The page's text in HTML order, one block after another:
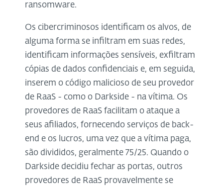
ransomware.
Os cibercriminosos identificam os alvos, de
alguma forma se infiltram em suas redes,
identificam informações sensíveis, exfiltram
cópias de dados confidenciais e, em seguida,
inserem o código malicioso de seu provedor
de RaaS - como o Darkside - na vítima. Os
provedores de RaaS facilitam o ataque a
seus afiliados, fornecendo serviços de back-
end e os lucros, uma vez que a vítima paga,
são divididos, geralmente 75/25. Quando o
Darkside decidiu fechar as portas, outros
provedores de RaaS provavelmente se